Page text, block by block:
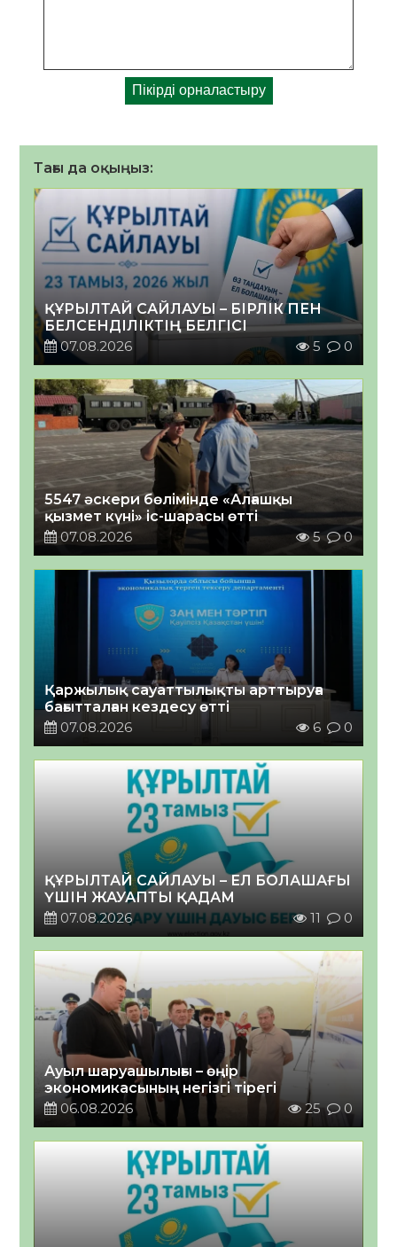
Тағы да оқыңыз:
ҚҰРЫЛТАЙ САЙЛАУЫ – БІРЛІК ПЕН
БЕЛСЕНДІЛІКТІҢ БЕЛГІСІ
07.08.2026
5 0
5547 әскери бөлімінде «Алғашқы
қызмет күні» іс-шарасы өтті
07.08.2026
5 0
Қаржылық сауаттылықты арттыруға
бағытталған кездесу өтті
07.08.2026
6 0
ҚҰРЫЛТАЙ САЙЛАУЫ – ЕЛ БОЛАШАҒЫ
ҮШІН ЖАУАПТЫ ҚАДАМ
07.08.2026
11 0
Ауыл шаруашылығы – өңір
экономикасының негізгі тірегі
06.08.2026
25 0